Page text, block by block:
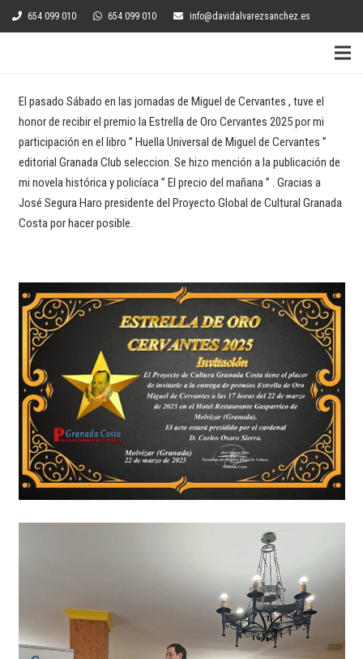
654 099 010 654 099 010 info@davidalvarezsanchez.es
El pasado Sábado en las jornadas de Miguel de Cervantes , tuve el
honor de recibir el premio la Estrella de Oro Cervantes 2025 por mi
participación en el libro ” Huella Universal de Miguel de Cervantes ”
editorial Granada Club seleccion. Se hizo mención a la publicación de
mi novela histórica y policíaca ” El precio del mañana ” . Gracias a
José Segura Haro presidente del Proyecto Global de Cultural Granada
Costa por hacer posible.